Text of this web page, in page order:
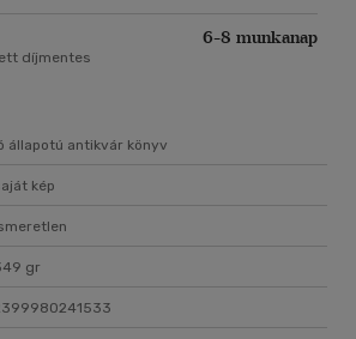
6-8 munkanap
díjmentes
állapotú antikvár könyv
kép
gr